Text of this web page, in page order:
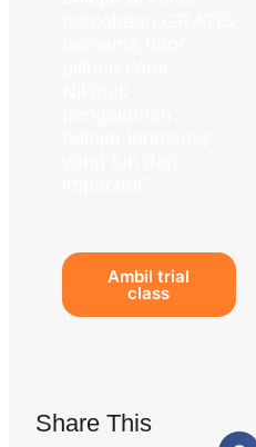
Ambil trial
class
Share This